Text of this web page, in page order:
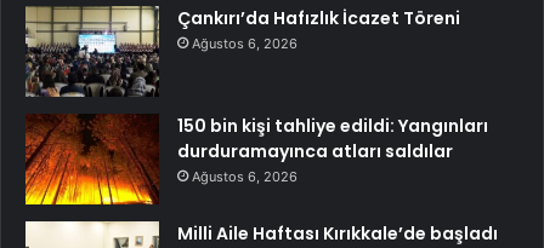
Çankırı’da Hafızlık İcazet Töreni
Ağustos 6, 2026
150 bin kişi tahliye edildi: Yangınları
durduramayınca atları saldılar
Ağustos 6, 2026
Milli Aile Haftası Kırıkkale’de başladı